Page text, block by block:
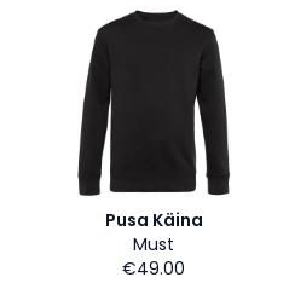
Pusa Käina
Must
€49.00